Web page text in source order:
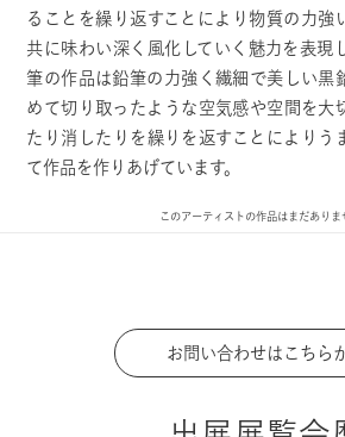
ることを繰り返すことにより物質の力強
共に味わい深く風化していく魅力を表現
筆の作品は鉛筆の力強く繊細で美しい黒
めて切り取ったような空気感や空間を大
たり消したりを繰りを返すことによりう
て作品を作りあげています。
このアーティストの作品はまだありま
お問い合わせはこちら